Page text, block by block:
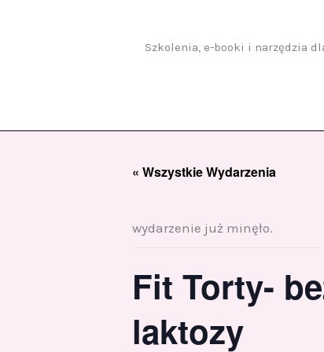
Szkolenia, e-booki i narzędzia
« Wszystkie Wydarzenia
wydarzenie już minęło.
Fit Torty-
laktozy